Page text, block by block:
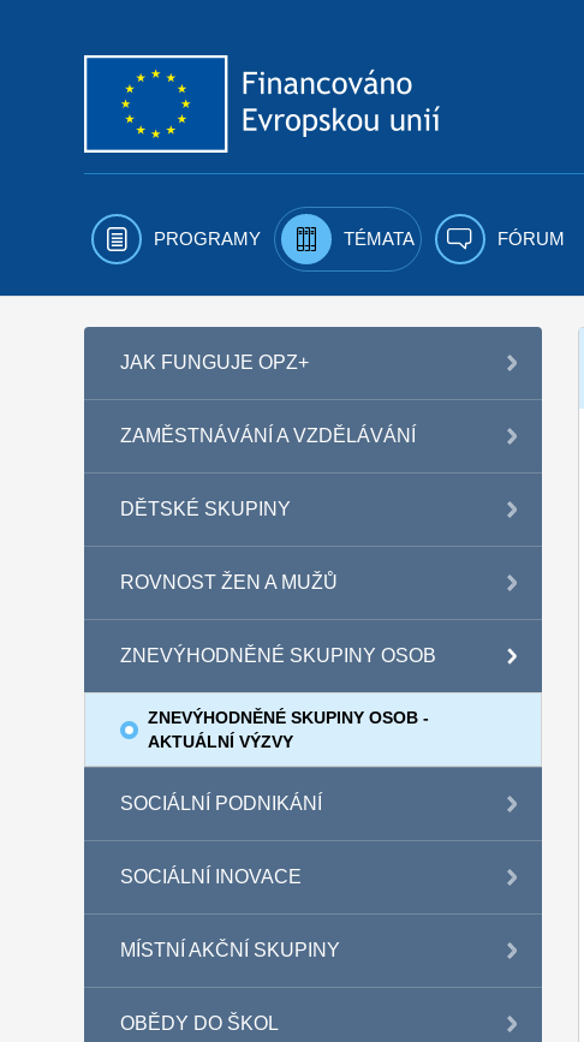
PROGRAMY TÉMATA FÓRUM
JAK FUNGUJE OPZ+
ZAMĚSTNÁVÁNÍ A VZDĚLÁVÁNÍ
DĚTSKÉ SKUPINY
ROVNOST ŽEN A MUŽŮ
ZNEVÝHODNĚNÉ SKUPINY OSOB
ZNEVÝHODNĚNÉ SKUPINY OSOB -
AKTUÁLNÍ VÝZVY
SOCIÁLNÍ PODNIKÁNÍ
SOCIÁLNÍ INOVACE
MÍSTNÍ AKČNÍ SKUPINY
OBĚDY DO ŠKOL